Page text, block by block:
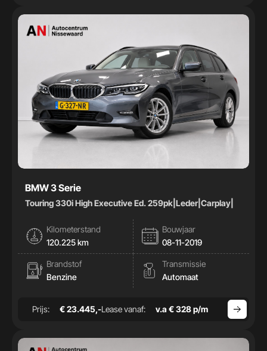
BMW 3 Serie
Touring 330i High Executive Ed. 259pk|Leder|Carplay|
Kilometerstand
120.225 km
Bouwjaar
08-11-2019
Brandstof
Benzine
Transmissie
Automaat
Prijs: € 23.445,-Lease vanaf: v.a € 328 p/m